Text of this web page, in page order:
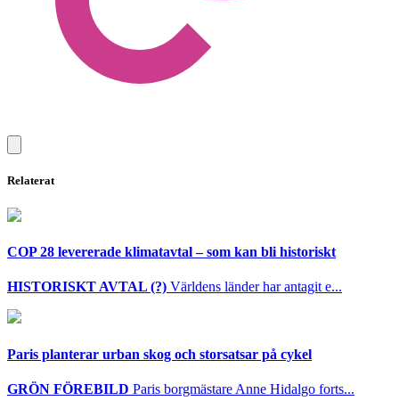
Relaterat
COP 28 levererade klimatavtal – som kan bli historiskt
HISTORISKT AVTAL (?) Världens länder har antagit e...
Paris planterar urban skog och storsatsar på cykel
GRÖN FÖREBILD Paris borgmästare Anne Hidalgo forts...